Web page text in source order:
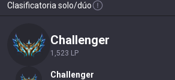
Clasificatoria solo/dúo
challenger
1,523 LP
challenger